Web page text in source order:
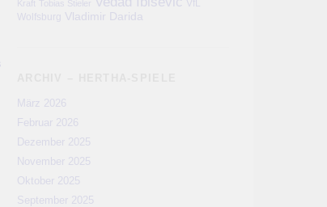
Kraft
Tobias Stieler
VfL
Wolfsburg
Vladimir Darida
März 2026
Februar 2026
Dezember 2025
November 2025
Oktober 2025
September 2025